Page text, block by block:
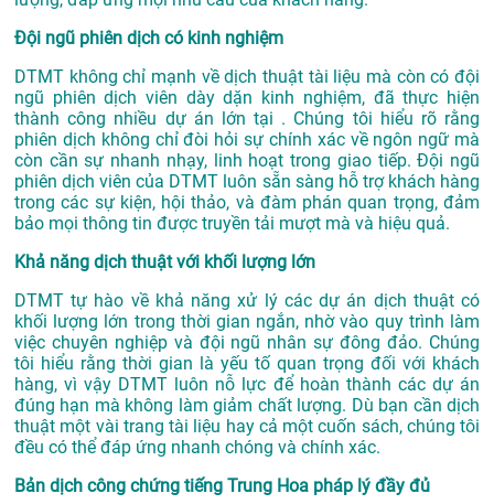
Đội ngũ phiên dịch có kinh nghiệm
DTMT không chỉ mạnh về dịch thuật tài liệu mà còn có đội
ngũ phiên dịch viên dày dặn kinh nghiệm, đã thực hiện
thành công nhiều dự án lớn tại . Chúng tôi hiểu rõ rằng
phiên dịch không chỉ đòi hỏi sự chính xác về ngôn ngữ mà
còn cần sự nhanh nhạy, linh hoạt trong giao tiếp. Đội ngũ
phiên dịch viên của DTMT luôn sẵn sàng hỗ trợ khách hàng
trong các sự kiện, hội thảo, và đàm phán quan trọng, đảm
bảo mọi thông tin được truyền tải mượt mà và hiệu quả.
Khả năng dịch thuật với khối lượng lớn
DTMT tự hào về khả năng xử lý các dự án dịch thuật có
khối lượng lớn trong thời gian ngắn, nhờ vào quy trình làm
việc chuyên nghiệp và đội ngũ nhân sự đông đảo. Chúng
tôi hiểu rằng thời gian là yếu tố quan trọng đối với khách
hàng, vì vậy DTMT luôn nỗ lực để hoàn thành các dự án
đúng hạn mà không làm giảm chất lượng. Dù bạn cần dịch
thuật một vài trang tài liệu hay cả một cuốn sách, chúng tôi
đều có thể đáp ứng nhanh chóng và chính xác.
Bản dịch công chứng tiếng Trung Hoa pháp lý đầy đủ